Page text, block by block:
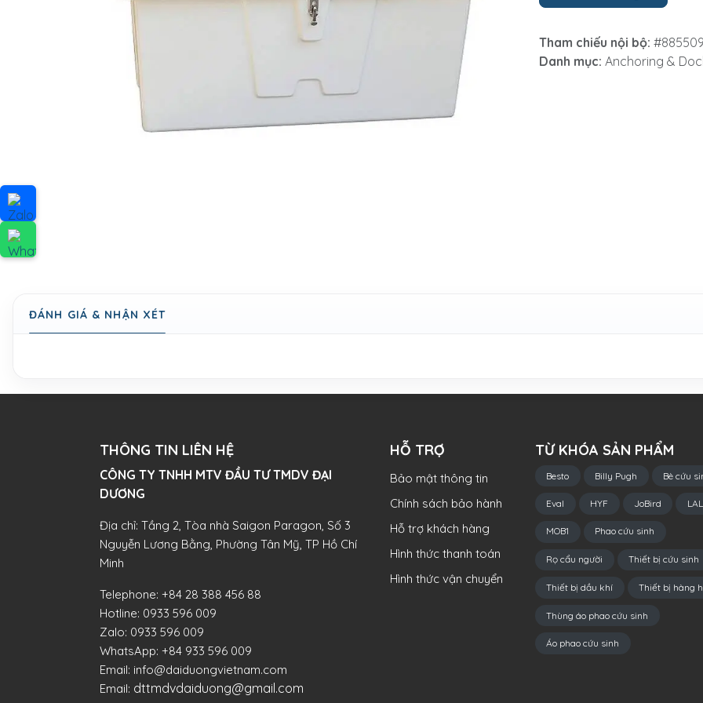
Tham chiếu nội bộ: #885509
Danh mục: Anchoring &
ĐÁNH GIÁ & NHẬN XÉT
THÔNG TIN LIÊN HỆ
CÔNG TY TNHH MTV ĐẦU TƯ TMDV ĐẠI
DƯƠNG​
Địa chỉ: Tầng 2, Tòa nhà Saigon Paragon, Số 3
Nguyễn Lương Bằng, Phường Tân Mỹ, TP Hồ Chí
Minh
Telephone: +84 28 388 456 88
Hotline: 0933 596 009
Zalo: 0933 596 009
WhatsApp: +84 933 596 009
Email: info@daiduongvietnam.com
Email: dttmdvdaiduong@gmail.com
HỖ TRỢ
Bảo mật thông tin
Chính sách bảo hành
Hỗ trợ khách hàng
Hình thức thanh toán
Hình thức vận chuyển
TỪ KHÓA SẢN PHẨM
Besto Billy Pugh Bè cứu
Eval HYF JoBird
MOB1 Phao cứu sinh
Rọ cẩu người Thiết bị cứu sinh
Thiết bị dầu khí Thiết bị hàng
Thùng áo phao cứu sinh
Áo phao cứu sinh